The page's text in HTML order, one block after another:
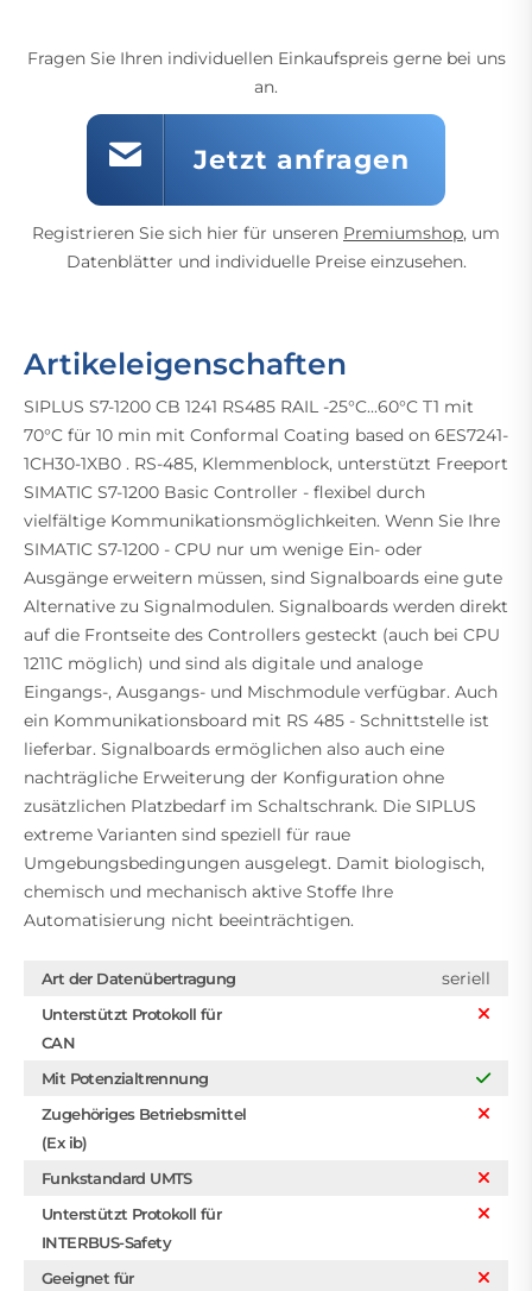
Fragen Sie Ihren individuellen Einkaufspreis gerne bei uns
an.
Jetzt anfragen
Registrieren Sie sich hier für unseren Premiumshop, um
Datenblätter und individuelle Preise einzusehen.
Artikeleigenschaften
SIPLUS S7-1200 CB 1241 RS485 RAIL -25°C...60°C T1 mit
70°C für 10 min mit Conformal Coating based on 6ES7241-
1CH30-1XB0 . RS-485, Klemmenblock, unterstützt Freeport
SIMATIC S7-1200 Basic Controller - flexibel durch
vielfältige Kommunikationsmöglichkeiten. Wenn Sie Ihre
SIMATIC S7-1200 - CPU nur um wenige Ein- oder
Ausgänge erweitern müssen, sind Signalboards eine gute
Alternative zu Signalmodulen. Signalboards werden direkt
auf die Frontseite des Controllers gesteckt (auch bei CPU
1211C möglich) und sind als digitale und analoge
Eingangs-, Ausgangs- und Mischmodule verfügbar. Auch
ein Kommunikationsboard mit RS 485 - Schnittstelle ist
lieferbar. Signalboards ermöglichen also auch eine
nachträgliche Erweiterung der Konfiguration ohne
zusätzlichen Platzbedarf im Schaltschrank. Die SIPLUS
extreme Varianten sind speziell für raue
Umgebungsbedingungen ausgelegt. Damit biologisch,
chemisch und mechanisch aktive Stoffe Ihre
Automatisierung nicht beeinträchtigen.
Art der Datenübertragung seriell
Unterstützt Protokoll für
CAN
Mit Potenzialtrennung
Zugehöriges Betriebsmittel
(Ex ib)
Funkstandard UMTS
Unterstützt Protokoll für
INTERBUS-Safety
Geeignet für